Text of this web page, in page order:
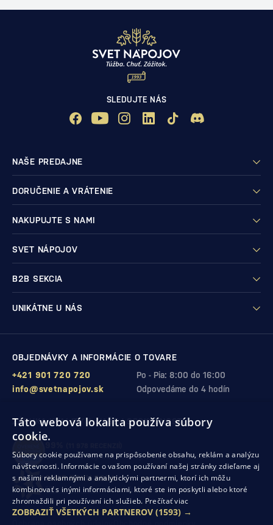
SLEDUJTE NÁS
NAŠE PREDAJNE
DORUČENIE A VRÁTENIE
NAKUPUJTE S NAMI
SVET NÁPOJOV
B2B SEKCIA
UNIKÁTNE U NÁS
OBJEDNÁVKY A INFORMÁCIE O TOVARE
Po - Pia: 8:00 do 16:00
+421 901 720 720
Odpovedáme do 4 hodín
info@svetnapojov.sk
ZÁRUKA KVALITY A VAŠEJ SPOKOJNOSTI
zákazníkov odporúča nákup v našom obchode
SHOP ROKU 2024
10. rok po sebesme získali ocenenie od Heureka
Táto webová lokalita používa súbory
cookie.
Súbory cookie používame na prispôsobenie obsahu, reklám a analýzu
návštevnosti. Informácie o vašom používaní našej stránky zdieľame aj
s našimi reklamnými a analytickými partnermi, ktorí ich môžu
kombinovať s inými informáciami, ktoré ste im poskytli alebo ktoré
zhromaždili pri používaní ich služieb. Prečítať viac
ZOBRAZIŤ VŠETKÝCH PARTNEROV (1593) →